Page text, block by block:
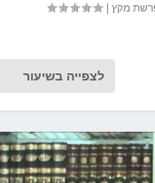
מקץ|
לצפייה בשיעור